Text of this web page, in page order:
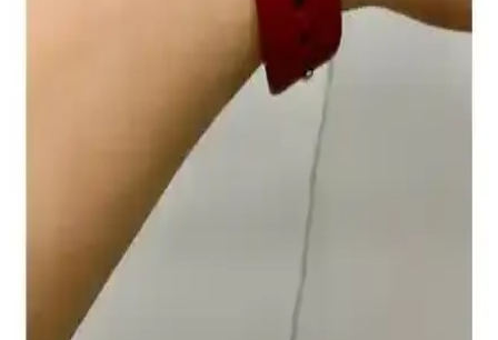
Asfal Metal Başlıklı Apple Watch Kayışı, 42–49 mm aralığında
uyum sağlar ve Watch Ultra ile uyumludur. Dayanıklı metal başlık,
yumuşak iç yüzey ve estetik kumaş hissi konforu artırır; montaj
kolaylığı ve kilit güvenilirliği ise değişkenlik gösterir.
Apple Watch Series 10 ve 11 46 mm için dayanıklı
ve şık koruyucu kılıf seçenekleri
İki farklı Apple Watch koruyucu ürününü karşılaştırıyoruz.
Dayanıklılık, kullanım kolaylığı ve estetik özellikleriyle cihazınızı
güvenle koruyan seçenekler hakkında detaylar burada.
Vip Case Uyumlu Apple Watch Spor Silikon
Kayışları Detaylı İnceleme